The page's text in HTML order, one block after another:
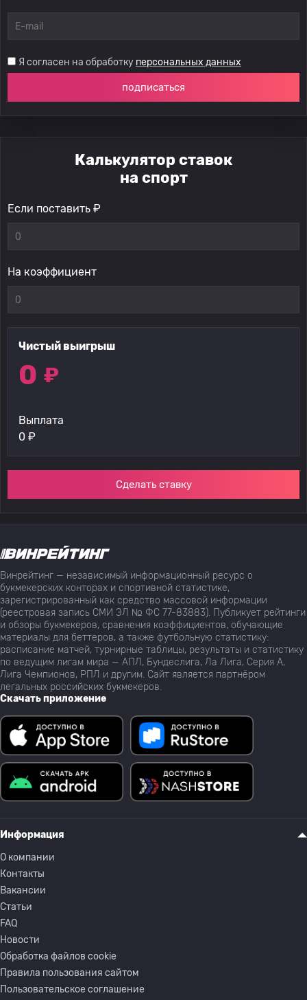
Я согласен на обработку персональных данных
подписаться
Калькулятор ставок
на спорт
Если поставить ₽
На коэффициент
Чистый выигрыш
0 ₽
Выплата
0 ₽
Сделать ставку
Винрейтинг — независимый информационный ресурс о
букмекерских конторах и спортивной статистике,
зарегистрированный как средство массовой информации
(реестровая запись СМИ ЭЛ № ФС 77-83883). Публикует рейтинги
и обзоры букмекеров, сравнения коэффициентов, обучающие
материалы для беттеров, а также футбольную статистику:
расписание матчей, турнирные таблицы, результаты и статистику
по ведущим лигам мира — АПЛ, Бундеслига, Ла Лига, Серия А,
Лига Чемпионов, РПЛ и другим. Сайт является партнёром
легальных российских букмекеров.
Скачать приложение
Информация
О компании
Контакты
Вакансии
Статьи
FAQ
Новости
Обработка файлов cookie
Правила пользования сайтом
Пользовательское соглашение